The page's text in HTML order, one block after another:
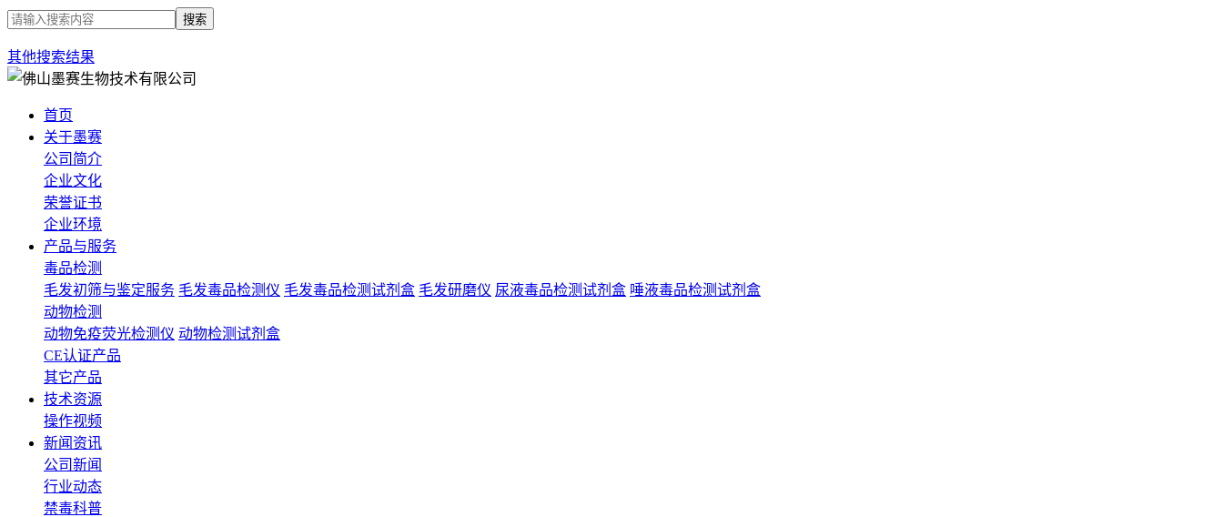
搜索
其他搜索结果
首页
关于墨赛
公司简介
企业文化
荣誉证书
企业环境
产品与服务
毒品检测
毛发初筛与鉴定服务 毛发毒品检测仪 毛发毒品检测试剂盒 毛发研磨仪 尿液毒品检测试剂盒 唾液毒品检测试剂盒
动物检测
动物免疫荧光检测仪 动物检测试剂盒
CE认证产品
其它产品
技术资源
操作视频
新闻资讯
公司新闻
行业动态
禁毒科普